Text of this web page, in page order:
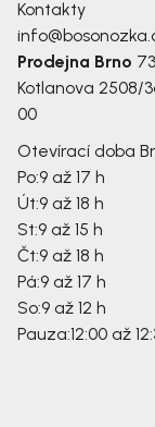
Kontakty
Prodejna Brno
Kotlanova 2508/
00
Otevírací doba
Po:9 až 17 h
Út:9 až 18 h
St:9 až 15 h
Čt:9 až 18 h
Pá:9 až 17 h
So:9 až 12 h
Pauza:12:00 až